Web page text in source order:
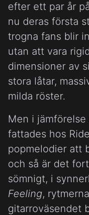
efter ett par år
nu deras första
trogna fans blir
utan att vara
dimensioner av
stora låtar,
milda röster.
Men i
fattades hos
popmelodier att
och så är det
sömnigt, i
Feeling,
gitarroväsendet